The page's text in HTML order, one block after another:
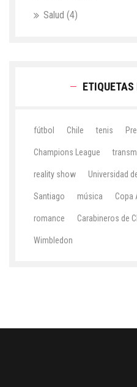
Salud (4)
ETIQUETAS
fútbol Chile tenis
Champions League
reality show Universidad
Santiago música Copa
romance Carabineros de
Wimbledon